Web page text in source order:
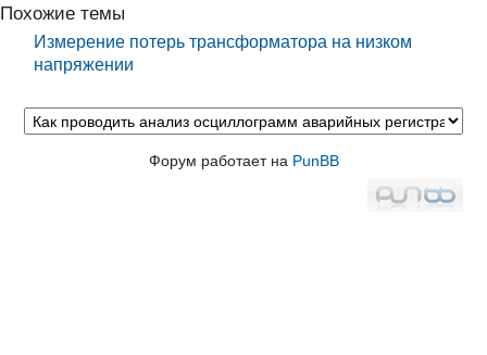
Похожие темы
Измерение потерь трансформатора на низком
напряжении
Форум работает на PunBB